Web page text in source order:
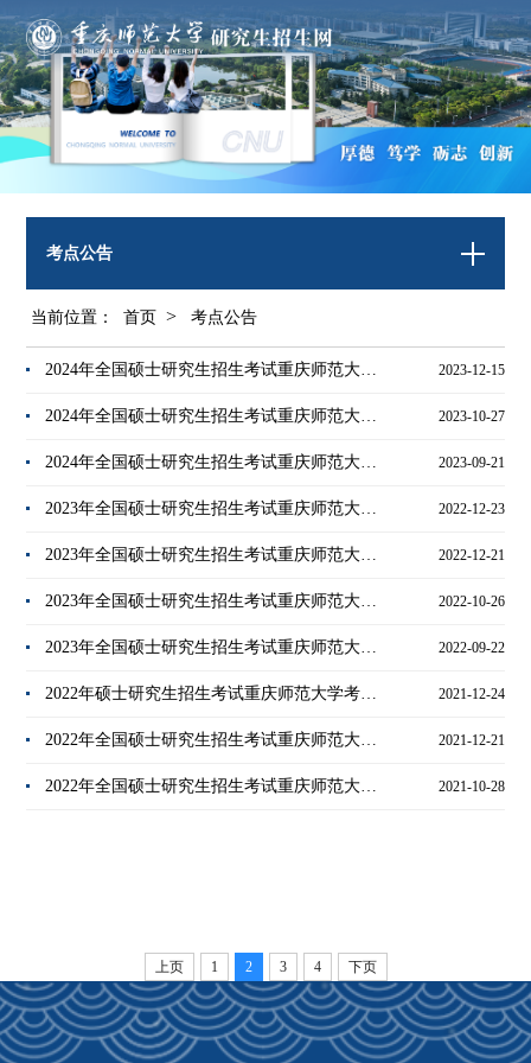
考点公告
当前位置： 首页 > 考点公告
2023-12-15
2024年全国硕士研究生招生考试重庆师范大学考点公告（三）
2023-10-27
2024年全国硕士研究生招生考试重庆师范大学考点公告（二，网上确认）
2023-09-21
2024年全国硕士研究生招生考试重庆师范大学考点公告（一）
2022-12-23
2023年全国硕士研究生招生考试重庆师范大学考点考场、教室对应信息表及校园分布图
2022-12-21
2023年全国硕士研究生招生考试重庆师范大学考点温馨提示
2022-10-26
2023年全国硕士研究生招生考试重庆师范大学考点网上确认公告
2022-09-22
2023年全国硕士研究生招生考试重庆师范大学考点公告
2021-12-24
2022年硕士研究生招生考试重庆师范大学考点考场安排及相关规定
2021-12-21
2022年全国硕士研究生招生考试重庆师范大学考点（5002）公告（二）
2021-10-28
2022年全国硕士研究生招生考试重庆师范大学考点网上确认公告
上页 1 2 3 4 下页